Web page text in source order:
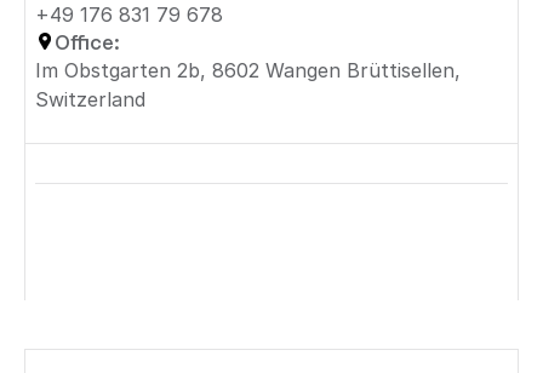
+49 176 831 79 678
Office:
Im Obstgarten 2b, 8602 Wangen Brüttisellen,
Switzerland